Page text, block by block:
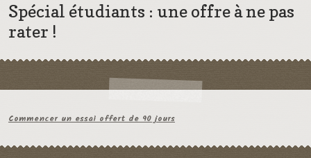
Spécial étudiants : une offre à ne pas
rater !
Commencer un essai offert de 90 jours